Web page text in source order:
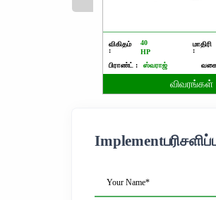
விகிதம்
:
40
HP
மாதிரி
:
பிராண்ட் :
ஸ்வராஜ்
விவரங்கள்
Your Name*